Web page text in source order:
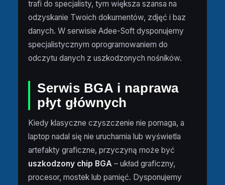
trafi do specjalisty, tym większa szansa na
odzyskanie Twoich dokumentów, zdjęć i baz
danych. W serwisie Adee-Soft dysponujemy
specjalistycznym oprogramowaniem do
odczytu danych z uszkodzonych nośników.
Serwis BGA i naprawa
płyt głównych
Kiedy klasyczne czyszczenie nie pomaga, a
laptop nadal się nie uruchamia lub wyświetla
artefakty graficzne, przyczyną może być
uszkodzony chip BGA – układ graficzny,
procesor, mostek lub pamięć. Dysponujemy